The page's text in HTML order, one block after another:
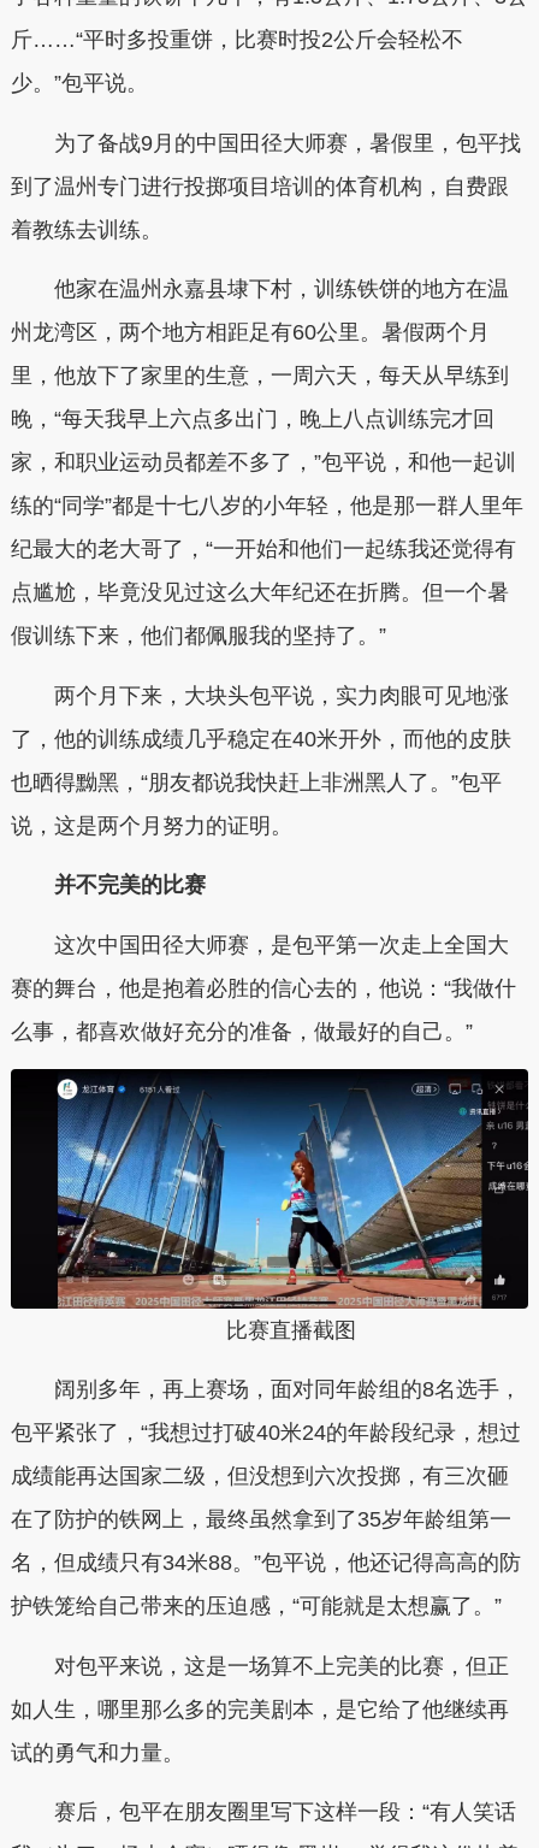
斤……“平时多投重饼，比赛时投2公斤会轻松不
少。”包平说。
为了备战9月的中国田径大师赛，暑假里，包平找
到了温州专门进行投掷项目培训的体育机构，自费跟
着教练去训练。
他家在温州永嘉县埭下村，训练铁饼的地方在温
州龙湾区，两个地方相距足有60公里。暑假两个月
里，他放下了家里的生意，一周六天，每天从早练到
晚，“每天我早上六点多出门，晚上八点训练完才回
家，和职业运动员都差不多了，”包平说，和他一起训
练的“同学”都是十七八岁的小年轻，他是那一群人里年
纪最大的老大哥了，“一开始和他们一起练我还觉得有
点尴尬，毕竟没见过这么大年纪还在折腾。但一个暑
假训练下来，他们都佩服我的坚持了。”
两个月下来，大块头包平说，实力肉眼可见地涨
了，他的训练成绩几乎稳定在40米开外，而他的皮肤
也晒得黝黑，“朋友都说我快赶上非洲黑人了。”包平
说，这是两个月努力的证明。
并不完美的比赛
这次中国田径大师赛，是包平第一次走上全国大
赛的舞台，他是抱着必胜的信心去的，他说：“我做什
么事，都喜欢做好充分的准备，做最好的自己。”
比赛直播截图
阔别多年，再上赛场，面对同年龄组的8名选手，
包平紧张了，“我想过打破40米24的年龄段纪录，想过
成绩能再达国家二级，但没想到六次投掷，有三次砸
在了防护的铁网上，最终虽然拿到了35岁年龄组第一
名，但成绩只有34米88。”包平说，他还记得高高的防
护铁笼给自己带来的压迫感，“可能就是太想赢了。”
对包平来说，这是一场算不上完美的比赛，但正
如人生，哪里那么多的完美剧本，是它给了他继续再
试的勇气和力量。
赛后，包平在朋友圈里写下这样一段：“有人笑话